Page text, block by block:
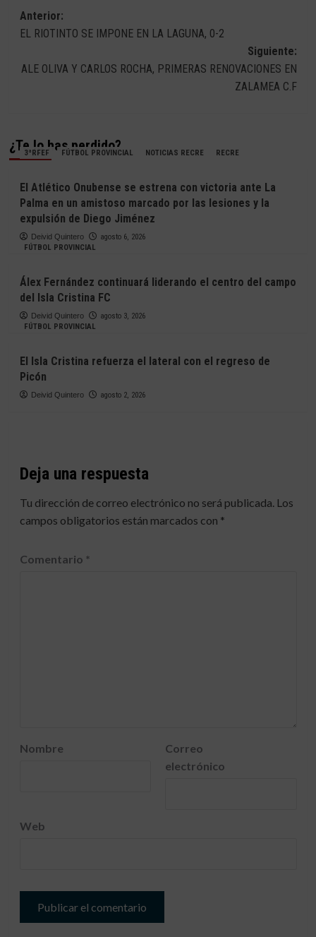
Navegación
de
entradas
Anterior:
EL RIOTINTO SE IMPONE EN LA LAGUNA, 0-2
Siguiente:
ALE OLIVA Y CARLOS ROCHA, PRIMERAS RENOVACIONES EN
ZALAMEA C.F
¿Te lo has perdido?
3ªRFEF FÚTBOL PROVINCIAL NOTICIAS RECRE RECRE
El Atlético Onubense se estrena con victoria ante La
Palma en un amistoso marcado por las lesiones y la
expulsión de Diego Jiménez
Deivid Quintero
agosto 6, 2026
FÚTBOL PROVINCIAL
Álex Fernández continuará liderando el centro del campo
del Isla Cristina FC
Deivid Quintero
agosto 3, 2026
FÚTBOL PROVINCIAL
El Isla Cristina refuerza el lateral con el regreso de
Picón
Deivid Quintero agosto 2, 2026
Deja una respuesta
Tu dirección de correo electrónico no será publicada. Los
campos obligatorios están marcados con *
Comentario *
Nombre
Correo
electrónico
Web